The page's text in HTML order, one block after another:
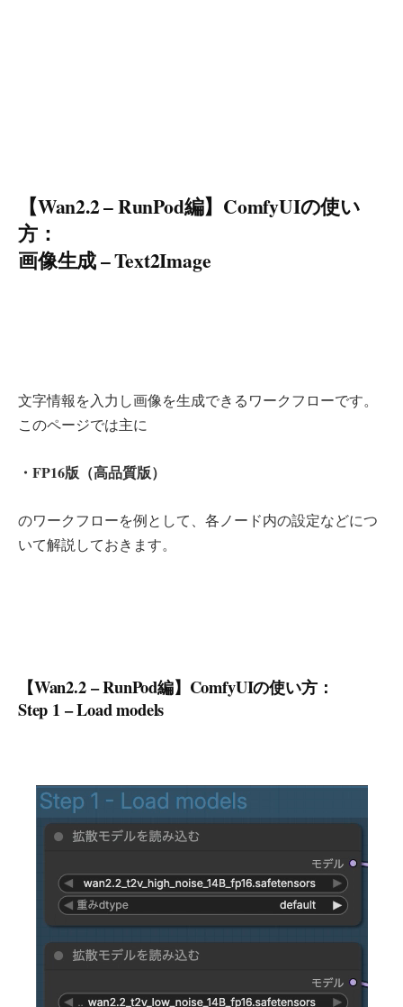
【Wan2.2 – RunPod編】ComfyUIの使い
方：
画像生成 – Text2Image
文字情報を入力し画像を生成できるワークフローです。
このページでは主に
・FP16版（高品質版）
のワークフローを例として、各ノード内の設定などにつ
いて解説しておきます。
【Wan2.2 – RunPod編】ComfyUIの使い方：
Step 1 – Load models